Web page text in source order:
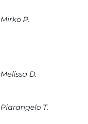
Mirko P.
Melissa D.
Piarangelo T.